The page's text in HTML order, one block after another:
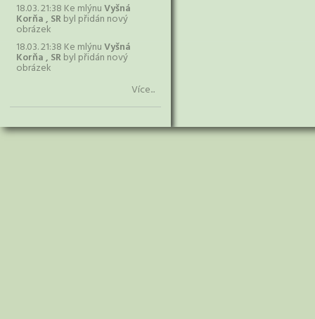
18.03. 21:38 Ke mlýnuVyšná
Korňa , SRbyl přidán nový
obrázek
18.03. 21:38 Ke mlýnuVyšná
Korňa , SRbyl přidán nový
obrázek
Více...